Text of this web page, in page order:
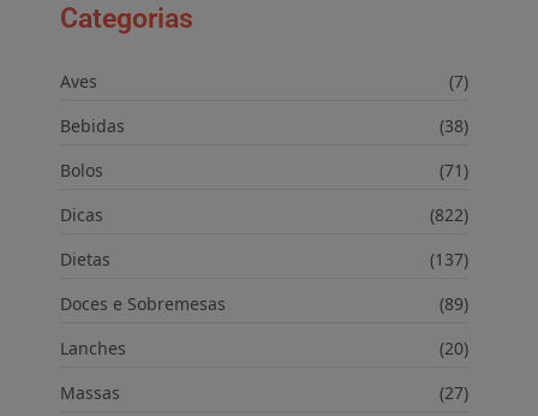
Categorias
Aves
(7)
Bebidas
(38)
Bolos
(71)
Dicas
(822)
Dietas
(137)
Doces e Sobremesas
(89)
Lanches
(20)
Massas
(27)